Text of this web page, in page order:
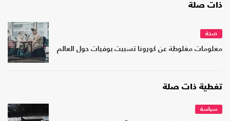
ذات صلة
صحة
معلومات مغلوطة عن كورونا تسببت بوفيات حول العالم
تغطية ذات صلة
سياسة